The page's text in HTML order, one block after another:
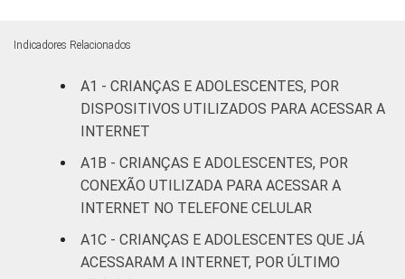
mais
FAIXA ETÁRIA
OU DO
ADOLESCENTE
De 11 a 12
anos
De 13 a 14
2
Indicadores Relacionados
A1 - CRIANÇAS E ADOLESCENTES, POR
DISPOSITIVOS UTILIZADOS PARA ACESSAR A
INTERNET
A1B - CRIANÇAS E ADOLESCENTES, POR
CONEXÃO UTILIZADA PARA ACESSAR A
INTERNET NO TELEFONE CELULAR
A1C - CRIANÇAS E ADOLESCENTES QUE JÁ
ACESSARAM A INTERNET, POR ÚLTIMO